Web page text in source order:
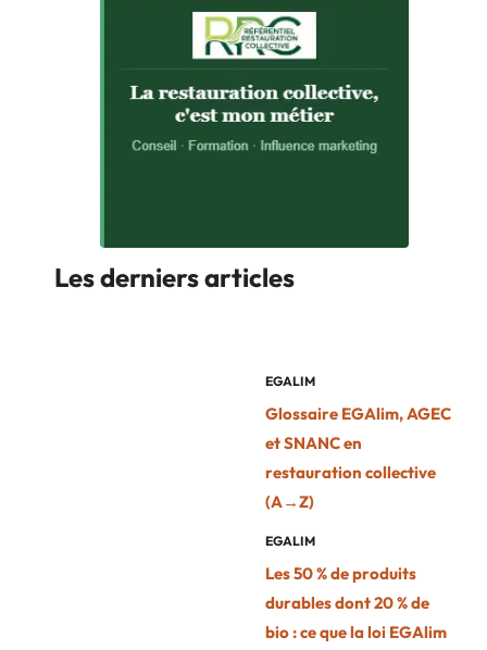
Les derniers articles
EGALIM
Glossaire EGAlim, AGEC
et SNANC en
restauration collective
(A→Z)
EGALIM
Les 50 % de produits
durables dont 20 % de
bio : ce que la loi EGAlim